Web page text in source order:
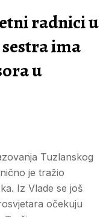
radnici u
ima
u
Tuzlanskog
je tražio
Iz Vlade se još
očekuju